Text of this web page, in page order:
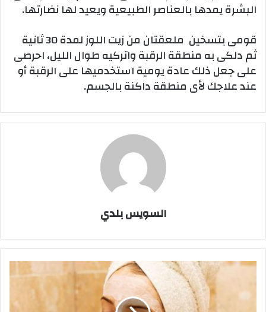
البشرة يمدها بالعناصر الطبيعية ويعيد لها نضارتها.
قومى بتسخين ملعقتان من زيت اللوز لمدة 30 ثانية
ثم دلكى به منطقة الرقبة واتركيه طوال الليل، احرصى
على جعل ذلك عادة يومية استخدميها على الرقبة أو
عند علاجك لأى منطقة داكنة بالجسم.
السويس بلدي
زيت
الهند
والعسل